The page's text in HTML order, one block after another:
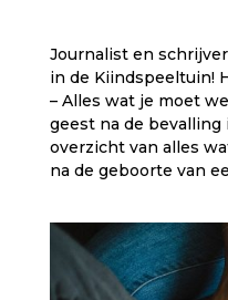
Journalist en
in de Kiindspeeltuin!
– Alles wat je moet
geest na de
overzicht van alles
na de geboorte van